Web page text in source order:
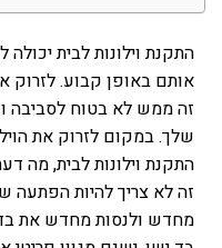
התקנת וילונות לבית
אותם באופן קבוע. לזרוק
זה ממש לא בטוח לסביבה
שלך. במקום לזרוק את
התקנת וילונות לבית, מה
זה לא צריך להיות הפתעה
מחדש ולנסות מחדש את בד